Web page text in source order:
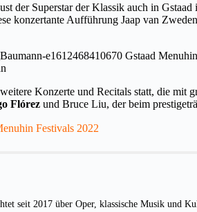
der Superstar der Klassik auch in
konzertante Aufführung Jaap van
Konzerte und Recitals statt, die
Flórez und Bruce Liu, der beim
Festivals 2022
seit 2017 über Oper, klassische Musik und